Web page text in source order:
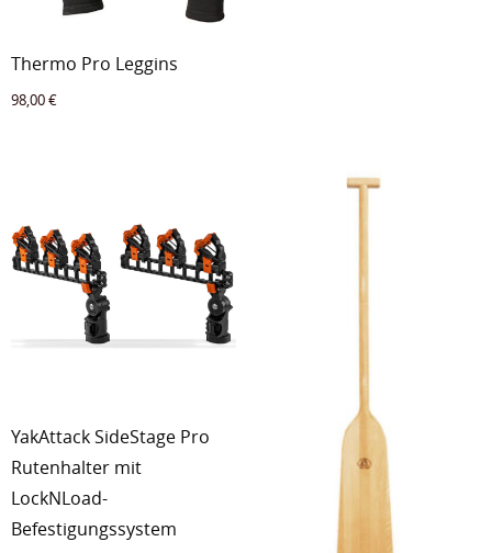
Thermo Pro Leggins
98,00€
YakAttack SideStage Pro
Rutenhalter mit
LockNLoad-
Befestigungssystem